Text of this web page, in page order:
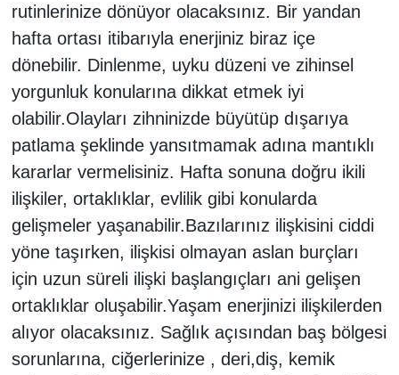
rutinlerinize dönüyor olacaksınız. Bir yandan
hafta ortası itibarıyla enerjiniz biraz içe
dönebilir. Dinlenme, uyku düzeni ve zihinsel
yorgunluk konularına dikkat etmek iyi
olabilir.Olayları zihninizde büyütüp dışarıya
patlama şeklinde yansıtmamak adına mantıklı
kararlar vermelisiniz. Hafta sonuna doğru ikili
ilişkiler, ortaklıklar, evlilik gibi konularda
gelişmeler yaşanabilir.Bazılarınız ilişkisini ciddi
yöne taşırken, ilişkisi olmayan aslan burçları
için uzun süreli ilişki başlangıçları ani gelişen
ortaklıklar oluşabilir.Yaşam enerjinizi ilişkilerden
alıyor olacaksınız. Sağlık açısından baş bölgesi
sorunlarına, ciğerlerinize , deri,diş, kemik